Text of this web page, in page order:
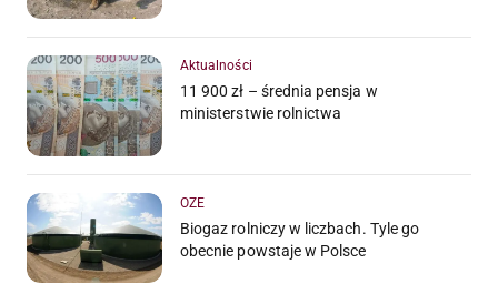
Aktualności
11 900 zł – średnia pensja w
ministerstwie rolnictwa
OZE
Biogaz rolniczy w liczbach. Tyle go
obecnie powstaje w Polsce